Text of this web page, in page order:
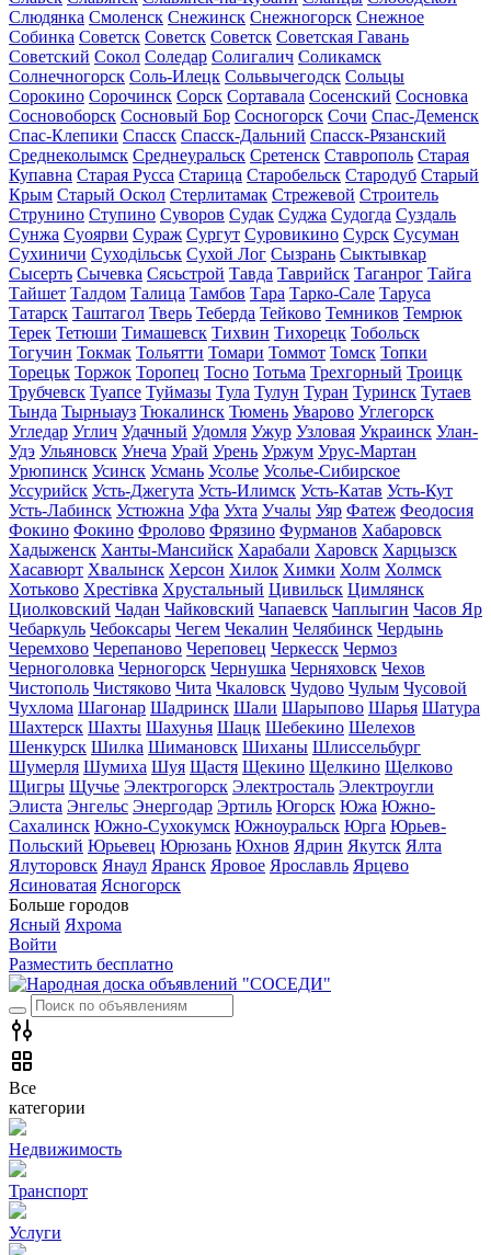
Слюдянка Смоленск Снежинск Снежногорск Снежное
Собинка Советск Советск Советск Советская Гавань
Советский Сокол Соледар Солигалич Соликамск
Солнечногорск Соль-Илецк Сольвычегодск Сольцы
Сорокино Сорочинск Сорск Сортавала Сосенский Сосновка
Сосновоборск Сосновый Бор Сосногорск Сочи Спас-Деменск
Спас-Клепики Спасск Спасск-Дальний Спасск-Рязанский
Среднеколымск Среднеуральск Сретенск Ставрополь Старая
Купавна Старая Русса Старица Старобельск Стародуб Старый
Крым Старый Оскол Стерлитамак Стрежевой Строитель
Струнино Ступино Суворов Судак Суджа Судогда Суздаль
Сунжа Суоярви Сураж Сургут Суровикино Сурск Сусуман
Сухиничи Суходільськ Сухой Лог Сызрань Сыктывкар
Сысерть Сычевка Сясьстрой Тавда Таврийск Таганрог Тайга
Тайшет Талдом Талица Тамбов Тара Тарко-Сале Таруса
Татарск Таштагол Тверь Теберда Тейково Темников Темрюк
Терек Тетюши Тимашевск Тихвин Тихорецк Тобольск
Тогучин Токмак Тольятти Томари Томмот Томск Топки
Торецьк Торжок Торопец Тосно Тотьма Трехгорный Троицк
Трубчевск Туапсе Туймазы Тула Тулун Туран Туринск Тутаев
Тында Тырныауз Тюкалинск Тюмень Уварово Углегорск
Угледар Углич Удачный Удомля Ужур Узловая Украинск Улан-
Удэ Ульяновск Унеча Урай Урень Уржум Урус-Мартан
Урюпинск Усинск Усмань Усолье Усолье-Сибирское
Уссурийск Усть-Джегута Усть-Илимск Усть-Катав Усть-Кут
Усть-Лабинск Устюжна Уфа Ухта Учалы Уяр Фатеж Феодосия
Фокино Фокино Фролово Фрязино Фурманов Хабаровск
Хадыженск Ханты-Мансийск Харабали Харовск Харцызск
Хасавюрт Хвалынск Херсон Хилок Химки Холм Холмск
Хотьково Хрестівка Хрустальный Цивильск Цимлянск
Циолковский Чадан Чайковский Чапаевск Чаплыгин Часов Яр
Чебаркуль Чебоксары Чегем Чекалин Челябинск Чердынь
Черемхово Черепаново Череповец Черкесск Чермоз
Черноголовка Черногорск Чернушка Черняховск Чехов
Чистополь Чистяково Чита Чкаловск Чудово Чулым Чусовой
Чухлома Шагонар Шадринск Шали Шарыпово Шарья Шатура
Шахтерск Шахты Шахунья Шацк Шебекино Шелехов
Шенкурск Шилка Шимановск Шиханы Шлиссельбург
Шумерля Шумиха Шуя Щастя Щекино Щелкино Щелково
Щигры Щучье Электрогорск Электросталь Электроугли
Элиста Энгельс Энергодар Эртиль Югорск Южа Южно-
Сахалинск Южно-Сухокумск Южноуральск Юрга Юрьев-
Польский Юрьевец Юрюзань Юхнов Ядрин Якутск Ялта
Ялуторовск Янаул Яранск Яровое Ярославль Ярцево
Ясиноватая Ясногорск
Больше городов
Ясный Яхрома
Войти
Разместить бесплатно
Все
категории
Недвижимость
Транспорт
Услуги